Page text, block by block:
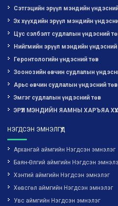
Сэтгэцийн эрүүл мэндийн
Эх хүүхдийн эрүүл мэндийн
Цус сэлбэлт судлалын үндэсний
Нийгмийн эрүүл мэндийн үндэсний
Геронтологийн үндэсний төв
Зоонозийн өвчин судлалын
Арьс өвчин судлалын үндэсний төв
Эмгэг судлалын үндэсний төв
ЭРҮҮЛ МЭНДИЙН ЯАМНЫ ХАРЪЯА
НЭГДСЭН ЭМНЭЛГҮҮД
Архангай аймгийн Нэгдсэн эмнэлэг
Баян-Өлгий аймгийн Нэгдсэн
Хэнтий аймгийн Нэгдсэн эмнэлэг
Хөвсгөл аймгийн Нэгдсэн эмнэлэг
Увс аймгийн Нэгдсэн эмнэлэг